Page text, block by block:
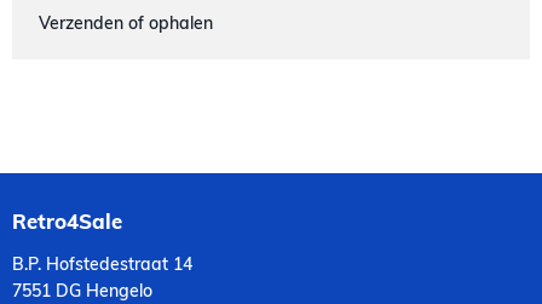
Verzenden of ophalen
Retro4Sale
B.P. Hofstedestraat 14
7551 DG Hengelo